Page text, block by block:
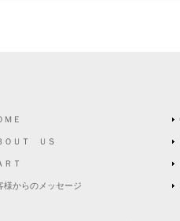
ＭＥ
ＯＵＴ ＵＳ
ＲＴ
様からのメッセージ